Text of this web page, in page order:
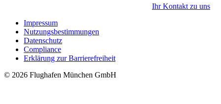
Ihr Kontakt zu uns
Impressum
Nutzungsbestimmungen
Datenschutz
Compliance
Erklärung zur Barrierefreiheit
© 2026 Flughafen München GmbH